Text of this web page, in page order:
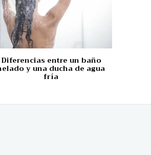
Diferencias entre un baño
y una ducha de agua
fría